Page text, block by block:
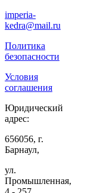
imperia-
kedra@mail.ru
Политика
безопасности
Условия
соглашения
Юридический
адрес:
656056, г.
Барнаул,
ул.
Промышленная,